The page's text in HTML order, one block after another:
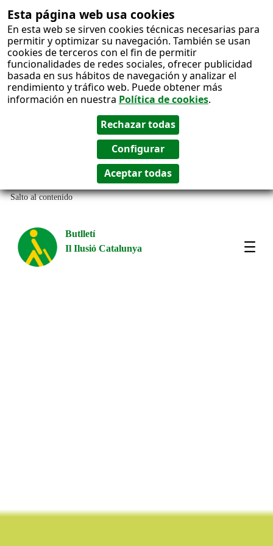
Esta página web usa cookies
En esta web se sirven cookies técnicas necesarias para
permitir y optimizar su navegación. También se usan
cookies de terceros con el fin de permitir
funcionalidades de redes sociales, ofrecer publicidad
basada en sus hábitos de navegación y analizar el
rendimiento y tráfico web. Puede obtener más
información en nuestra Política de cookies.
Salto al contenido
Butlletí
Il Ilusió Catalunya